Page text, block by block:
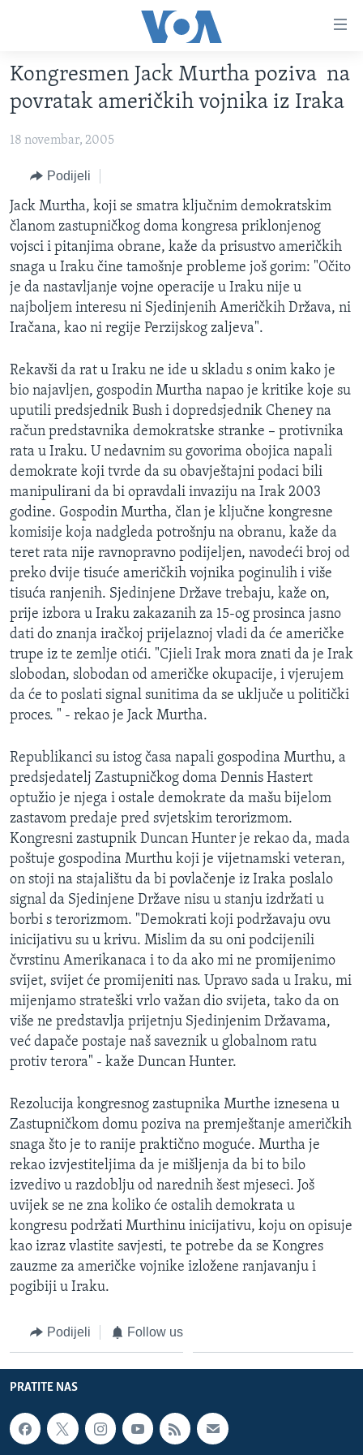
glavni
sadržaj
Pređi
na
navigaciju
Idi
na
pretragu
TV PROGRAM
VIDEO
FOTOGRAFIJE DANA
VIJESTI
SJEDINJENE AMERIČKE DRŽAVE
BOSNA I HERCEGOVINA
SVIJET
NAUKA I TEHNOLOGIJA
SPECIJALNI PROJEKTI
KORUPCIJA
SLOBODA MEDIJA
ŽENSKA STRANA
MAGAZIN
O GLASU AMERIKE
Learning English
PRATITE NAS
Jezici
Kongresmen Jack Murtha poziva na
povratak američkih vojnika iz Iraka
18 novembar, 2005
Podijeli
Jack Murtha, koji se smatra ključnim demokratskim
članom zastupničkog doma kongresa priklonjenog
vojsci i pitanjima obrane, kaže da prisustvo američkih
snaga u Iraku čine tamošnje probleme još gorim: "Očito
je da nastavljanje vojne operacije u Iraku nije u
najboljem interesu ni Sjedinjenih Američkih Država, ni
Iračana, kao ni regije Perzijskog zaljeva".
Rekavši da rat u Iraku ne ide u skladu s onim kako je
bio najavljen, gospodin Murtha napao je kritike koje su
uputili predsjednik Bush i dopredsjednik Cheney na
račun predstavnika demokratske stranke – protivnika
rata u Iraku. U nedavnim su govorima obojica napali
demokrate koji tvrde da su obavještajni podaci bili
manipulirani da bi opravdali invaziju na Irak 2003
godine. Gospodin Murtha, član je ključne kongresne
komisije koja nadgleda potrošnju na obranu, kaže da
teret rata nije ravnopravno podijeljen, navodeći broj od
preko dvije tisuće američkih vojnika poginulih i više
tisuća ranjenih. Sjedinjene Države trebaju, kaže on,
prije izbora u Iraku zakazanih za 15-og prosinca jasno
dati do znanja iračkoj prijelaznoj vladi da će američke
trupe iz te zemlje otići. "Cjieli Irak mora znati da je Irak
slobodan, slobodan od američke okupacije, i vjerujem
da će to poslati signal sunitima da se uključe u politički
proces. " - rekao je Jack Murtha.
Republikanci su istog časa napali gospodina Murthu, a
predsjedatelj Zastupničkog doma Dennis Hastert
optužio je njega i ostale demokrate da mašu bijelom
zastavom predaje pred svjetskim terorizmom.
Kongresni zastupnik Duncan Hunter je rekao da, mada
poštuje gospodina Murthu koji je vijetnamski veteran,
on stoji na stajalištu da bi povlačenje iz Iraka poslalo
signal da Sjedinjene Države nisu u stanju izdržati u
borbi s terorizmom. "Demokrati koji podržavaju ovu
inicijativu su u krivu. Mislim da su oni podcijenili
čvrstinu Amerikanaca i to da ako mi ne promijenimo
svijet, svijet će promijeniti nas. Upravo sada u Iraku, mi
mijenjamo strateški vrlo važan dio svijeta, tako da on
više ne predstavlja prijetnju Sjedinjenim Državama,
već dapače postaje naš saveznik u globalnom ratu
protiv terora" - kaže Duncan Hunter.
Rezolucija kongresnog zastupnika Murthe iznesena u
Zastupničkom domu poziva na premještanje američkih
snaga što je to ranije praktično moguće. Murtha je
rekao izvjestiteljima da je mišljenja da bi to bilo
izvedivo u razdoblju od narednih šest mjeseci. Još
uvijek se ne zna koliko će ostalih demokrata u
kongresu podržati Murthinu inicijativu, koju on opisuje
kao izraz vlastite savjesti, te potrebe da se Kongres
zauzme za američke vojnike izložene ranjavanju i
pogibiji u Iraku.
Podijeli Follow us
PRATITE NAS